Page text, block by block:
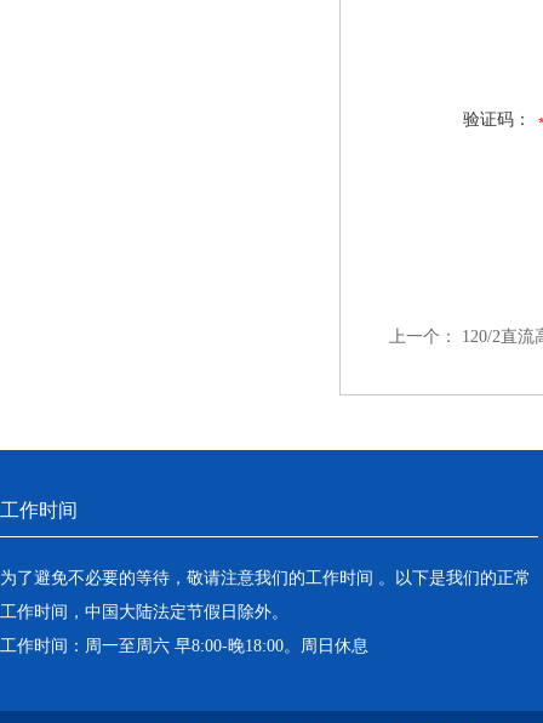
验证码：
上一个： 120/2直流
工作时间
为了避免不必要的等待，敬请注意我们的工作时间 。以下是我们的正常
工作时间，中国大陆法定节假日除外。
工作时间：周一至周六 早8:00-晚18:00。周日休息